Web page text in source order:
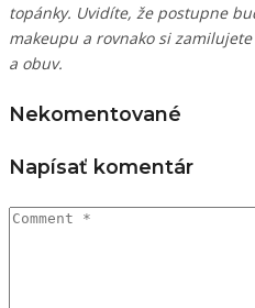
topánky. Uvidíte, že postupne
makeupu a rovnako si
a obuv.
Nekomentované
Napísať komentár